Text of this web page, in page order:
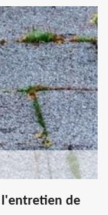
l'entretien de